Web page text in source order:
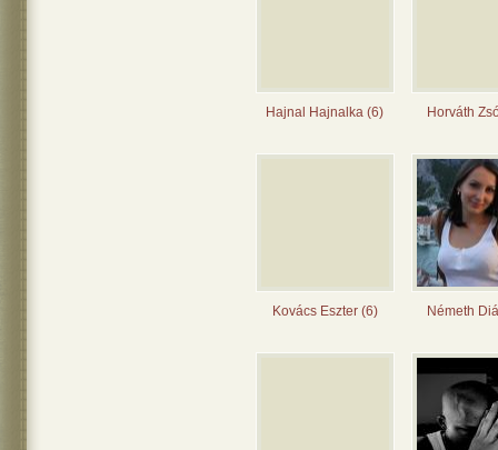
Hajnal Hajnalka (6) Horváth
Kovács Eszter (6) Németh